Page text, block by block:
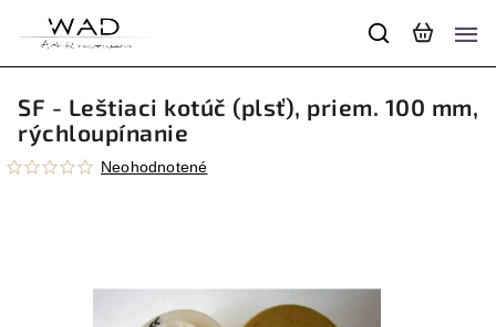
SF - Leštiaci kotúč (plsť), priem. 100 mm,
rýchloupínanie
Neohodnotené